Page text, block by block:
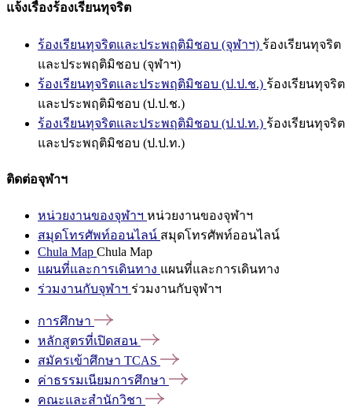
แจ้งเรื่องร้องเรียนทุจริต
ร้องเรียนทุจริตและประพฤติมิชอบ (จุฬาฯ) ร้องเรียนทุจริต
และประพฤติมิชอบ (จุฬาฯ)
ร้องเรียนทุจริตและประพฤติมิชอบ (ป.ป.ช.) ร้องเรียนทุจริต
และประพฤติมิชอบ (ป.ป.ช.)
ร้องเรียนทุจริตและประพฤติมิชอบ (ป.ป.ท.) ร้องเรียนทุจริต
และประพฤติมิชอบ (ป.ป.ท.)
ติดต่อจุฬาฯ
หน่วยงานของจุฬาฯ หน่วยงานของจุฬาฯ
สมุดโทรศัพท์ออนไลน์ สมุดโทรศัพท์ออนไลน์
Chula Map Chula Map
แผนที่และการเดินทาง แผนที่และการเดินทาง
ร่วมงานกับจุฬาฯ ร่วมงานกับจุฬาฯ
การศึกษา
หลักสูตรที่เปิดสอน
สมัครเข้าศึกษา TCAS
ค่าธรรมเนียมการศึกษา
คณะและสำนักวิชา